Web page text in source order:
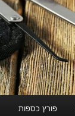
פורץ כספות